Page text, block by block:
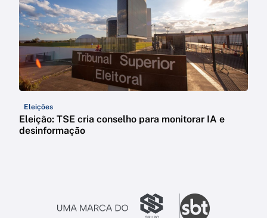
Eleições
Eleição: TSE cria conselho para monitorar IA e
desinformação